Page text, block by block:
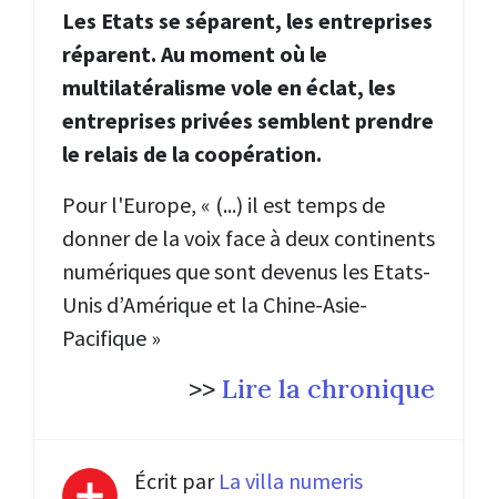
Les Etats se séparent, les entreprises
réparent. Au moment où le
multilatéralisme vole en éclat, les
entreprises privées semblent prendre
le relais de la coopération.
Pour l'Europe, « (...) il est temps de
donner de la voix face à deux continents
numériques que sont devenus les Etats-
Unis d’Amérique et la Chine-Asie-
Pacifique »
>> Lire la chronique
Écrit par La villa numeris